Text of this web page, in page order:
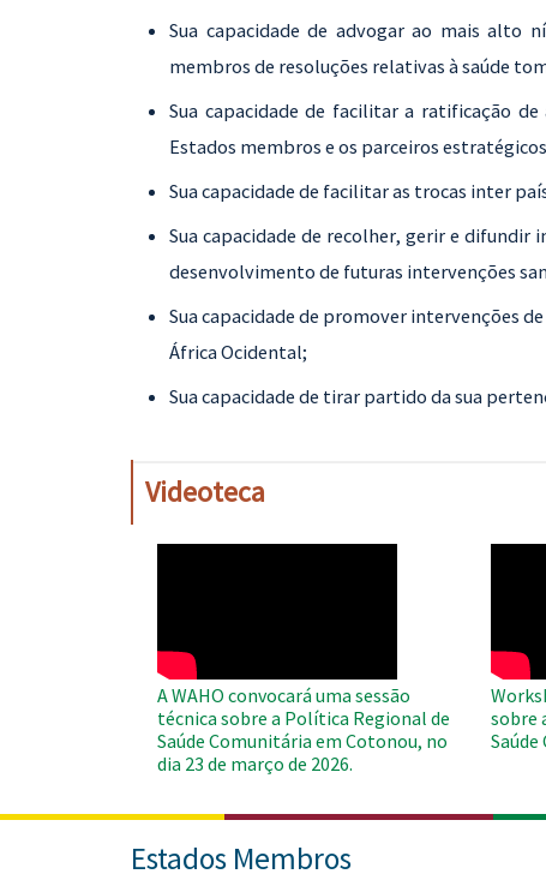
Sua capacidade de advogar ao mais alto
membros de resoluções relativas à saúde
Sua capacidade de facilitar a ratificação
Estados membros e os parceiros
Sua capacidade de facilitar as trocas inter
Sua capacidade de recolher, gerir e
desenvolvimento de futuras intervenções
Sua capacidade de promover intervenções
África Ocidental;
Sua capacidade de tirar partido da sua
Videoteca
A WAHO convocará uma sessão
técnica sobre a Política Regional de
Saúde Comunitária em Cotonou, no
dia 23 de março de 2026.
sobre
Estados Membros